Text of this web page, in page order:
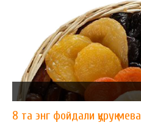
8 та энг фойдали қуруқ мева